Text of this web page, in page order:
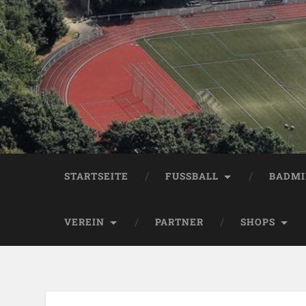
STARTSEITE FUSSBALL
VEREIN PARTNER SHOPS